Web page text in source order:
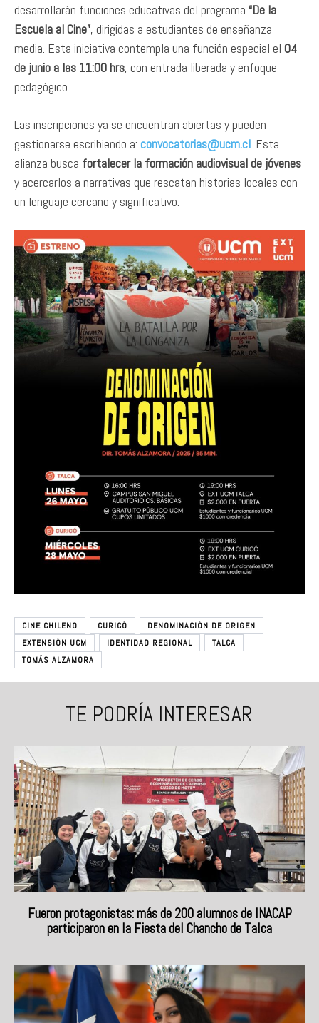
desarrollarán funciones educativas del programa “De la
Escuela al Cine”, dirigidas a estudiantes de enseñanza
media. Esta iniciativa contempla una función especial el 04
de junio a las 11:00 hrs, con entrada liberada y enfoque
pedagógico.
Las inscripciones ya se encuentran abiertas y pueden
gestionarse escribiendo a: convocatorias@ucm.cl. Esta
alianza busca fortalecer la formación audiovisual de jóvenes
y acercarlos a narrativas que rescatan historias locales con
un lenguaje cercano y significativo.
CINE CHILENO CURICÓ
DENOMINACIÓN DE ORIGEN
EXTENSIÓN UCM
IDENTIDAD REGIONAL
TALCA
TOMÁS ALZAMORA
TE PODRÍA INTERESAR
Fueron protagonistas: más de 200 alumnos de INACAP
participaron en la Fiesta del Chancho de Talca